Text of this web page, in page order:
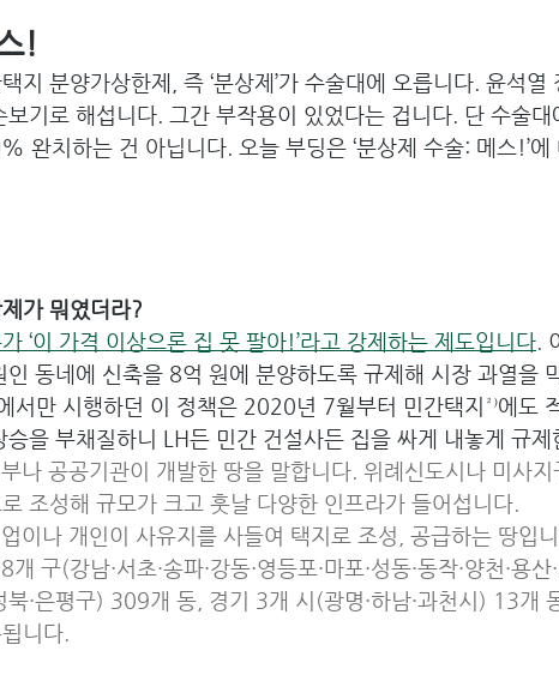
!
지 분양가상한제, 즉 ‘분상제’가 수술대에 오릅니다. 윤석열
보기로 해섭니다. 그간 부작용이 있었다는 겁니다. 단 수술대
완치하는 건 아닙니다. 오늘 부딩은 ‘분상제 수술: 메스!’에
가 뭐였더라?
‘이 가격 이상으론 집 못 팔아!’라고 강제하는 제도입니다.
인 동네에 신축을 8억 원에 분양하도록 규제해 시장 과열을
에서만 시행하던 이 정책은 2020년 7월부터 민간택지²⁾에도
승을 부채질하니 LH든 민간 건설사든 집을 싸게 내놓게 규제
부나 공공기관이 개발한 땅을 말합니다. 위례신도시나 미사
조성해 규모가 크고 훗날 다양한 인프라가 들어섭니다.
업이나 개인이 사유지를 사들여 택지로 조성, 공급하는 땅입
개 구(강남·서초·송파·강동·영등포·마포·성동·동작·양천·용산
북·은평구) 309개 동, 경기 3개 시(광명·하남·과천시) 13개
니다.